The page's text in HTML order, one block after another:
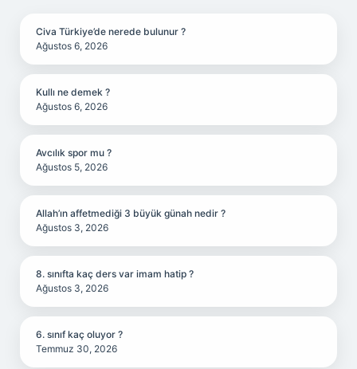
Civa Türkiye’de nerede bulunur ?
Ağustos 6, 2026
Kullı ne demek ?
Ağustos 6, 2026
Avcılık spor mu ?
Ağustos 5, 2026
Allah’ın affetmediği 3 büyük günah nedir ?
Ağustos 3, 2026
8. sınıfta kaç ders var imam hatip ?
Ağustos 3, 2026
6. sınıf kaç oluyor ?
Temmuz 30, 2026